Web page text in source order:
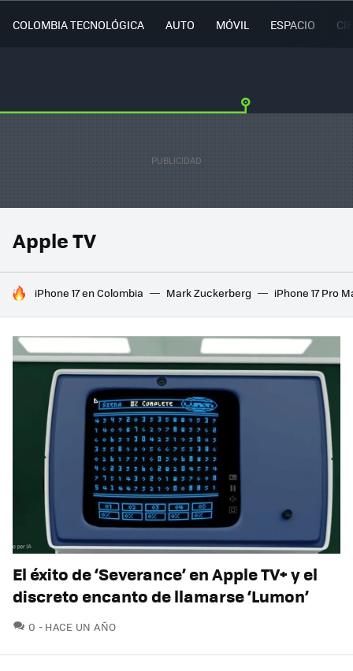
COLOMBIA TECNOLÓGICA AUTO MÓVIL ESPACIO
Apple TV
HOY SE HABLA DE
iPhone 17 en Colombia Mark Zuckerberg iPhone 17 Pro
El éxito de ‘Severance’ en Apple TV+ y el
discreto encanto de llamarse ‘Lumon’
0 COMENTARIOS
HACE UN AÑO